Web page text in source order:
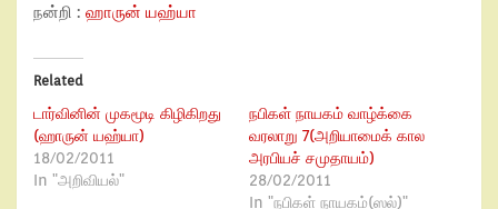
நன்றி : ஹாருன் யஹ்யா
Related
டார்வினின் முகமூடி கிழிகிறது
(ஹாருன் யஹ்யா)
18/02/2011
In "அறிவியல்"
நபிகள் நாயகம் வாழ்க்கை
வரலாறு 7(அறியாமைக் கால
அரபியச் சமுதாயம்)
28/02/2011
In "நபிகள் நாயகம்(ஸல்)"